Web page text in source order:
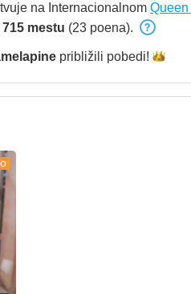
na Internacionalnom
715 mestu (23 poena).
približili pobedi!